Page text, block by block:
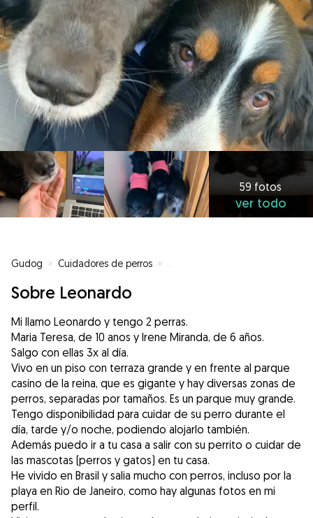
59 fotos
ver todo
Gudog » Cuidadores de perros »
Sobre Leonardo
Mi llamo Leonardo y tengo 2 perras.
Maria Teresa, de 10 anos y Irene Miranda, de 6 años.
Salgo con ellas 3x al día.
Vivo en un piso con terraza grande y en frente al parque
casino de la reina, que es gigante y hay diversas zonas de
perros, separadas por tamaños. Es un parque muy grande.
Tengo disponibilidad para cuidar de su perro durante el
día, tarde y/o noche, podiendo alojarlo también.
Además puedo ir a tu casa a salir con su perrito o cuidar de
las mascotas (perros y gatos) en tu casa.
He vivido en Brasil y salia mucho con perros, incluso por la
playa en Rio de Janeiro, como hay algunas fotos en mi
perfil.